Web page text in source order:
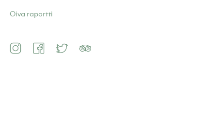
Oiva raportti
InstagramFacebookTwitter TripAdvisor